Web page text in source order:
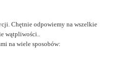
Chętnie odpowiemy na wszelkie
wątpliwości..
na wiele sposobów: